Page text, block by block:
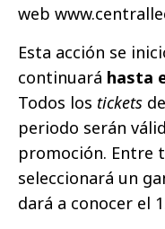
web
Esta acción se
continuará hasta
Todos los tickets
periodo serán
promoción. Entre
seleccionará un
dará a conocer el